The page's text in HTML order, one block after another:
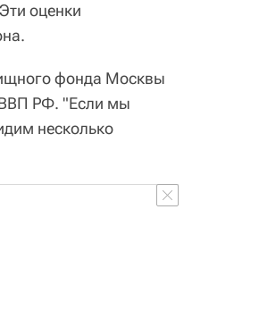
оценки
фонда Москвы
ВВП РФ. "Если мы
несколько